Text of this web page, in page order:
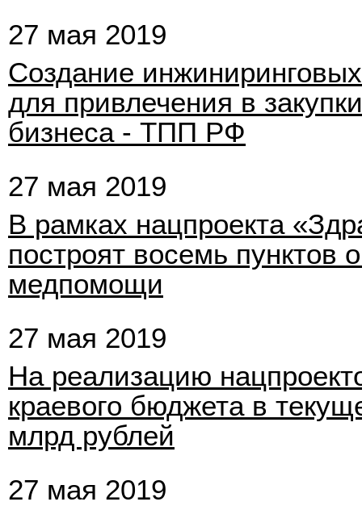
27 мая 2019
Создание
для привлечения в
бизнеса - ТПП РФ
27 мая 2019
В рамках нацпроекта
построят восемь пунктов
медпомощи
27 мая 2019
На реализацию
краевого бюджета в
млрд рублей
27 мая 2019